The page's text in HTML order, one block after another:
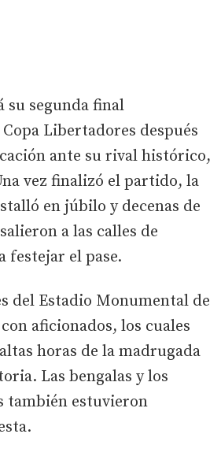
su segunda final
Libertadores después
ante su rival histórico,
vez finalizó el partido, la
en júbilo y decenas de
a las calles de
festejar el pase.
del Estadio Monumental de
aficionados, los cuales
horas de la madrugada
Las bengalas y los
también estuvieron